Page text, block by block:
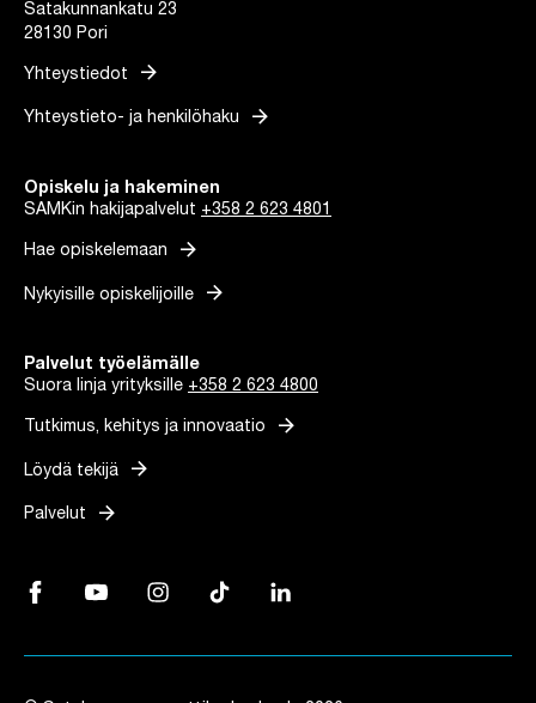
Satakunnankatu 23
28130 Pori
Yhteystiedot arrow_forward
Yhteystieto- ja henkilöhaku arrow_forward
Opiskelu ja hakeminen
SAMKin hakijapalvelut +358 2 623 4801
Hae opiskelemaan arrow_forward
Nykyisille opiskelijoille arrow_forward
Palvelut työelämälle
Suora linja yrityksille +358 2 623 4800
Tutkimus, kehitys ja innovaatio arrow_forward
Löydä tekijä arrow_forward
Palvelut arrow_forward
Facebook, Linkki avautuu uuteen välilehteen
YouTube, Linkki avautuu uuteen välilehteen
Instagram, Linkki avautuu uuteen välilehteen
TikTok, Linkki avautuu uuteen välilehteen
LinkedIn, Linkki avautuu uuteen